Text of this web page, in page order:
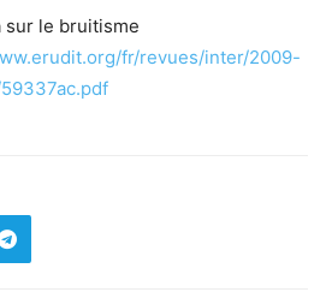
sur le bruitisme
fr/revues/inter/2009-